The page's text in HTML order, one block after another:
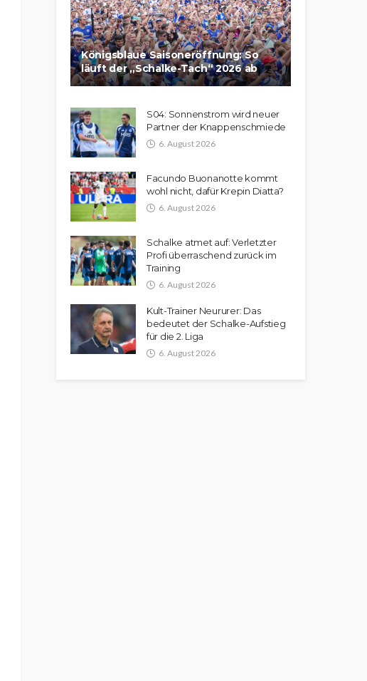
Königsblaue Saisoneröffnung: So
läuft der „Schalke-Tach“ 2026 ab
S04: Sonnenstrom wird neuer
Partner der Knappenschmiede
6. August 2026
Facundo Buonanotte kommt
wohl nicht, dafür Krepin Diatta?
6. August 2026
Schalke atmet auf: Verletzter
Profi überraschend zurück im
Training
6. August 2026
Kult-Trainer Neururer: Das
bedeutet der Schalke-Aufstieg
für die 2. Liga
6. August 2026